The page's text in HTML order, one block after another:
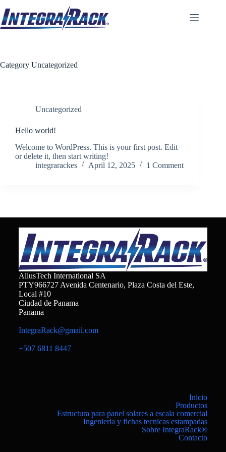
Category Uncategorized
Uncategorized
Hello world!
Welcome to WordPress. This is your first post. Edit
or delete it, then start writing!
integrarackes
April 12, 2025 1 Comment
AliusTech International SA
PTY966727 Avenida Centenario, Plaza Costa del Este,
Local #10
Ciudad de Panama
Panama
IntegraRack@gmail.com
+507 6811 8447
Inicio
Productos
Estructura para panel solares a escala comercial
Ingenieria y fichas tecnicas estampadas
Sobre IntegraRack®
Contacto